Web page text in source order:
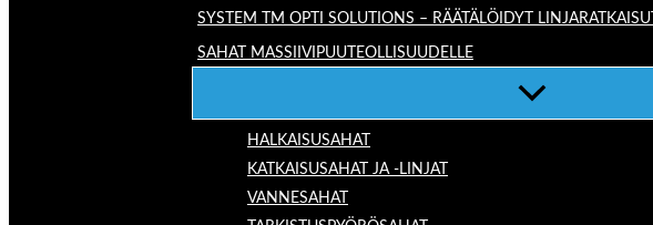
SYSTEM TM OPTI SOLUTIONS – RÄÄTÄLÖIDYT LINJARATKAISUT
SAHAT MASSIIVIPUUTEOLLISUUDELLE
HALKAISUSAHAT
KATKAISUSAHAT JA -LINJAT
VANNESAHAT